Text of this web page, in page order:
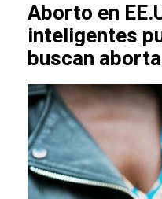
Aborto en
inteligentes
buscan